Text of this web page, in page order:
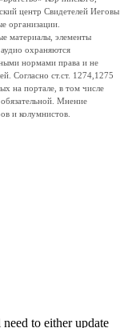
центр Свидетелей Иеговы
организации.
материалы, элементы
охраняются
нормами права и не
Согласно ст.ст. 1274,1275
на портале, в том числе
обязательной. Мнение
и колумнистов.
to either update